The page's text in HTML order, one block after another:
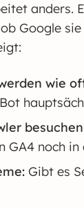
anders.
Google
wie
GA4 noch
Gibt es